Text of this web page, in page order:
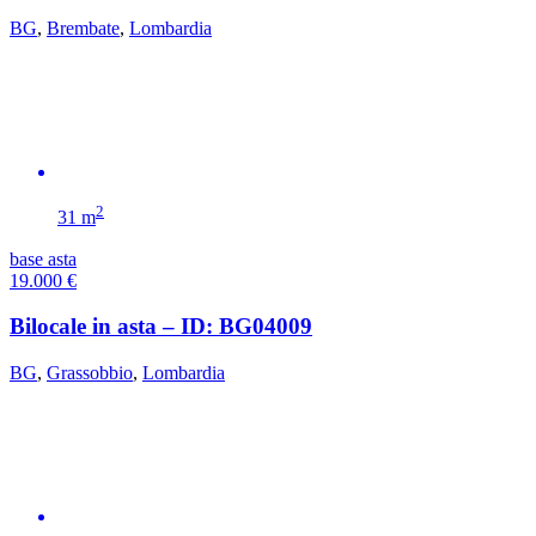
BG, Brembate, Lombardia
31 m2
base asta
19.000 €
Bilocale in asta – ID: BG04009
BG, Grassobbio, Lombardia